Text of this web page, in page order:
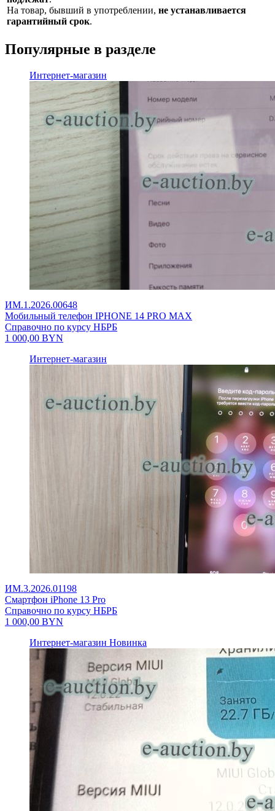
На товар, бывший в употреблении, не устанавливается
гарантийный срок.
Популярные в разделе
Интернет-магазин
ИМ.1.2026.00648
Мобильный телефон IPHONE 14 PRO MAX
Справочно по курсу НБРБ
1 000,00 BYN
Интернет-магазин
ИМ.3.2026.01198
Смартфон iPhone 13 Pro
Справочно по курсу НБРБ
1 000,00 BYN
Интернет-магазин Новинка